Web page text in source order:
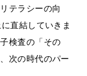
テラシーの向
直結していきま
検査の「その
次の時代のパー